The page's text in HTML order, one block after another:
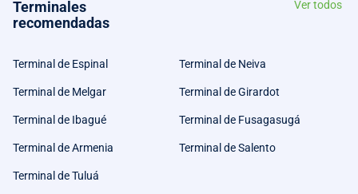
Terminales
recomendadas
Ver todos
Terminal de Espinal Terminal de Neiva
Terminal de Melgar Terminal de Girardot
Terminal de Ibagué Terminal de Fusagasugá
Terminal de Armenia Terminal de Salento
Terminal de Tuluá